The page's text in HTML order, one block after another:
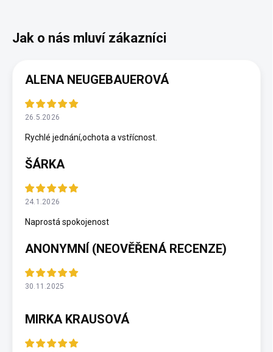
ALENA NEUGEBAUEROVÁ
26.5.2026
Rychlé jednání,ochota a vstřícnost.
ŠÁRKA
24.1.2026
Naprostá spokojenost
ANONYMNÍ (NEOVĚŘENÁ RECENZE)
30.11.2025
MIRKA KRAUSOVÁ